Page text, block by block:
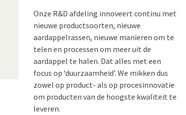
Onze R&D afdeling innoveert continu met
nieuwe productsoorten, nieuwe
aardappelrassen, nieuwe manieren om te
telen en processen om meer uit de
aardappel te halen. Dat alles met een
focus op ‘duurzaamheid’. We mikken dus
zowel op product- als op procesinnovatie
om producten van de hoogste kwaliteit te
leveren.